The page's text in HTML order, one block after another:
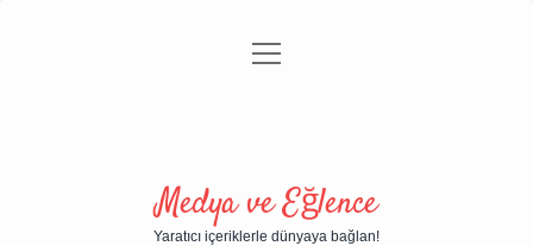
Gizlilik Politikası
menüyü
Medya ve Eğlence
Yaratıcı içeriklerle dünyaya bağlan!